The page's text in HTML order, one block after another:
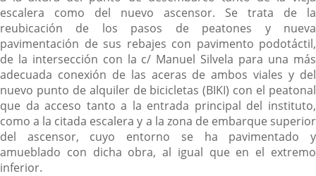
escalera como del nuevo ascensor. Se trata de la
reubicación de los pasos de peatones y nueva
pavimentación de sus rebajes con pavimento podotáctil,
de la intersección con la c/ Manuel Silvela para una más
adecuada conexión de las aceras de ambos viales y del
nuevo punto de alquiler de bicicletas (BIKI) con el peatonal
que da acceso tanto a la entrada principal del instituto,
como a la citada escalera y a la zona de embarque superior
del ascensor, cuyo entorno se ha pavimentado y
amueblado con dicha obra, al igual que en el extremo
inferior.